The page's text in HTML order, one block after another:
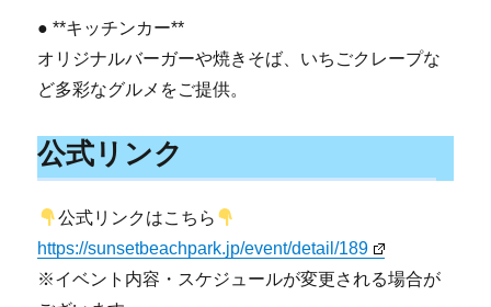
● **キッチンカー**
オリジナルバーガーや焼きそば、いちごクレープな
ど多彩なグルメをご提供。
公式リンク
公式リンクはこちら
https://sunsetbeachpark.jp/event/detail/189
※イベント内容・スケジュールが変更される場合が